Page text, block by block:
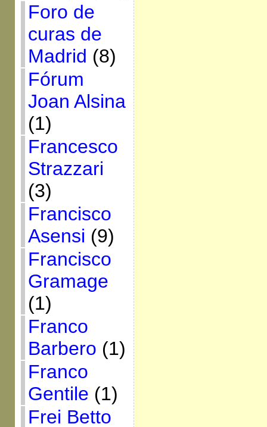
Foro de
curas de
Madrid (8)
Fórum
Joan Alsina
(1)
Francesco
Strazzari
(3)
Francisco
Asensi (9)
Francisco
Gramage
(1)
Franco
Barbero (1)
Franco
Gentile (1)
Frei Betto